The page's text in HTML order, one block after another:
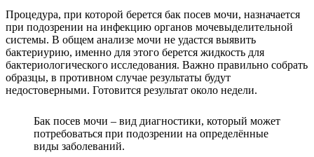
Процедура, при которой берется бак посев мочи, назначается
при подозрении на инфекцию органов мочевыделительной
системы. В общем анализе мочи не удастся выявить
бактериурию, именно для этого берется жидкость для
бактериологического исследования. Важно правильно собрать
образцы, в противном случае результаты будут
недостоверными. Готовится результат около недели.
Бак посев мочи – вид диагностики, который может
потребоваться при подозрении на определённые
виды заболеваний.